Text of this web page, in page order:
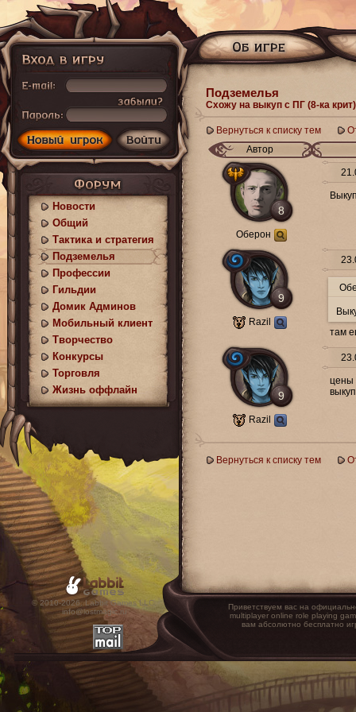
Подземелья
Схожу на выкуп с ПГ (8-ка крит)
Вернуться к списку тем
Автор
8
Оберон
9
Razil
там
9
Razil
цены
Вернуться к списку тем
Новости
Общий
Тактика и стратегия
Подземелья
Профессии
Гильдии
Домик Админов
Мобильный клиент
Творчество
Конкурсы
Торговля
Жизнь оффлайн
© 2010-2026. Labbit Games LLC.
info@lostmagic.ru
Приветствуем вас на
multiplayer online role playing
вам абсолютно бесплатно